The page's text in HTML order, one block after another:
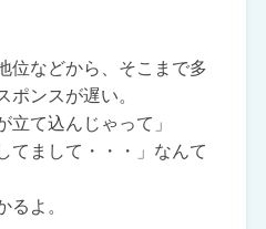
位などから、そこまで多
ンスが遅い。
て込んじゃって」
まして・・・」なんて
よ。